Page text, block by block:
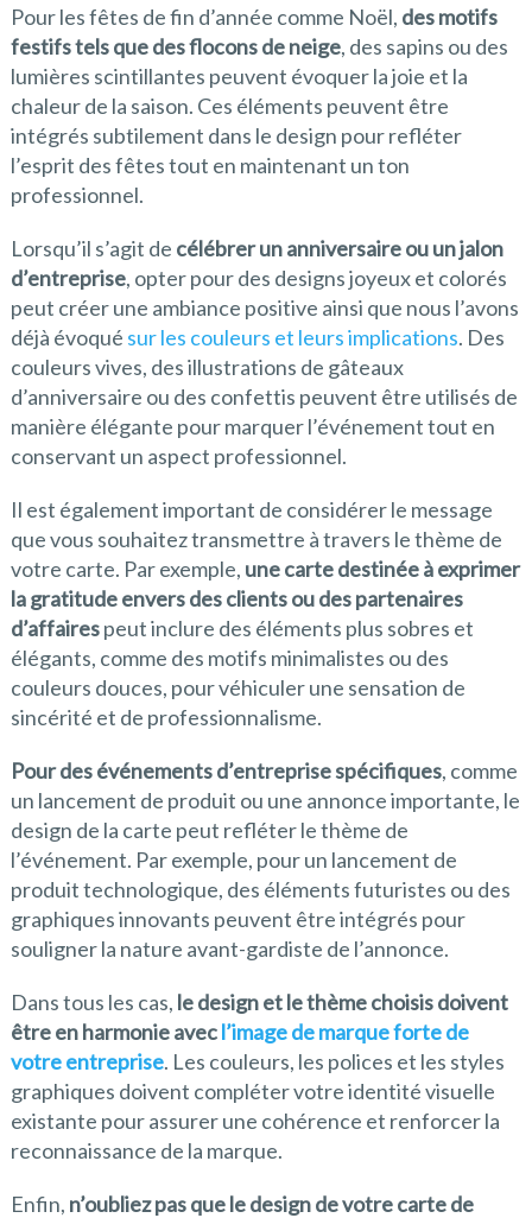
Pour les fêtes de fin d’année comme Noël, des motifs
festifs tels que des flocons de neige, des sapins ou des
lumières scintillantes peuvent évoquer la joie et la
chaleur de la saison. Ces éléments peuvent être
intégrés subtilement dans le design pour refléter
l’esprit des fêtes tout en maintenant un ton
professionnel.
Lorsqu’il s’agit de célébrer un anniversaire ou un jalon
d’entreprise, opter pour des designs joyeux et colorés
peut créer une ambiance positive ainsi que nous l’avons
déjà évoqué sur les couleurs et leurs implications. Des
couleurs vives, des illustrations de gâteaux
d’anniversaire ou des confettis peuvent être utilisés de
manière élégante pour marquer l’événement tout en
conservant un aspect professionnel.
Il est également important de considérer le message
que vous souhaitez transmettre à travers le thème de
votre carte. Par exemple, une carte destinée à exprimer
la gratitude envers des clients ou des partenaires
d’affairespeut inclure des éléments plus sobres et
élégants, comme des motifs minimalistes ou des
couleurs douces, pour véhiculer une sensation de
sincérité et de professionnalisme.
Pour des événements d’entreprise spécifiques, comme
un lancement de produit ou une annonce importante, le
design de la carte peut refléter le thème de
l’événement. Par exemple, pour un lancement de
produit technologique, des éléments futuristes ou des
graphiques innovants peuvent être intégrés pour
souligner la nature avant-gardiste de l’annonce.
Dans tous les cas, le design et le thème choisis doivent
être en harmonie avecl’image de marque forte de
votre entreprise. Les couleurs, les polices et les styles
graphiques doivent compléter votre identité visuelle
existante pour assurer une cohérence et renforcer la
reconnaissance de la marque.
Enfin, n’oubliez pas que le design de votre carte de